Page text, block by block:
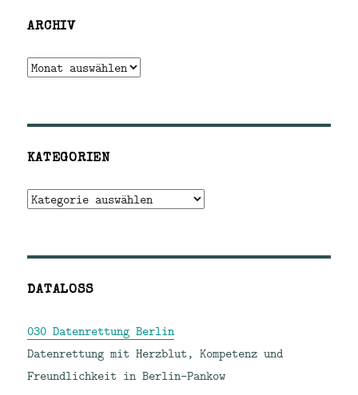
ARCHIV
Archiv
KATEGORIEN
Kategorien
DATALOSS
030 Datenrettung Berlin
Datenrettung mit Herzblut, Kompetenz und
Freundlichkeit in Berlin-Pankow